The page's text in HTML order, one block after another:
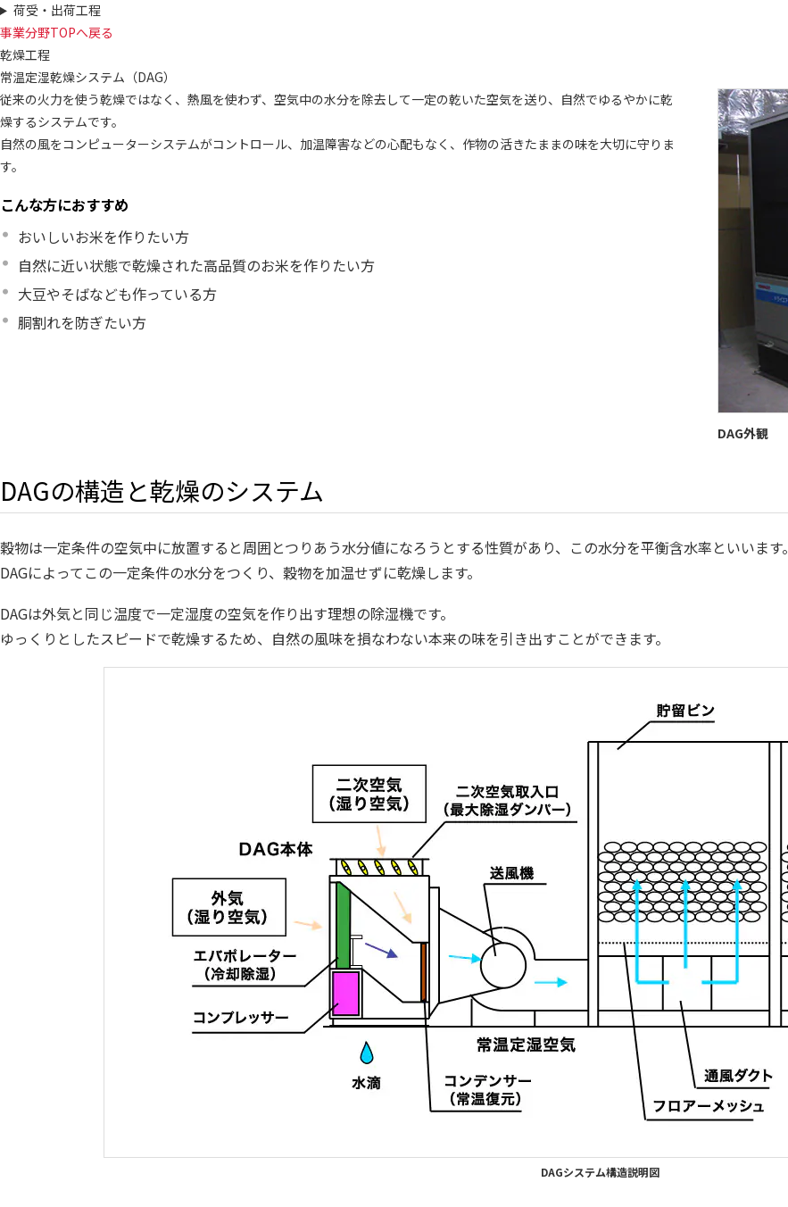
荷受・出荷工程
事業分野TOPへ戻る
乾燥工程
常温定湿乾燥システム（DAG）
DAG外観
従来の火力を使う乾燥ではなく、熱風を使わず、空気中の水分を除去して一定の乾いた空気を送り、自然でゆるやかに乾
燥するシステムです。
自然の風をコンピューターシステムがコントロール、加温障害などの心配もなく、作物の活きたままの味を大切に守りま
す。
こんな方におすすめ
おいしいお米を作りたい方
自然に近い状態で乾燥された高品質のお米を作りたい方
大豆やそばなども作っている方
胴割れを防ぎたい方
DAGの構造と乾燥のシステム
穀物は一定条件の空気中に放置すると周囲とつりあう水分値になろうとする性質があり、この水分を平衡含水率といいます。
DAGによってこの一定条件の水分をつくり、穀物を加温せずに乾燥します。
DAGは外気と同じ温度で一定湿度の空気を作り出す理想の除湿機です。
ゆっくりとしたスピードで乾燥するため、自然の風味を損なわない本来の味を引き出すことができます。
DAGシステム構造説明図